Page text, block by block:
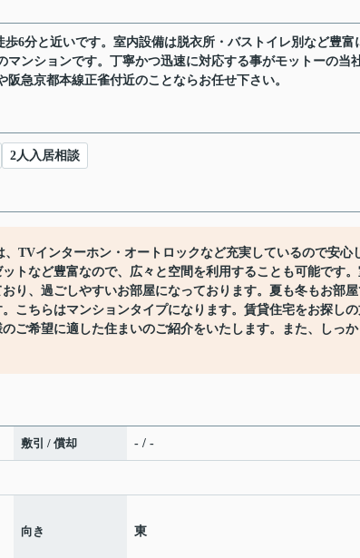
6分と近いです。室内設備は脱衣所・バストイレ別など豊富
ンションです。丁寧かつ迅速に対応する事がモットーの当
急京都本線正雀付近のことならお任せ下さい。
2人入居相談
TVインターホン・オートロックなど充実しているので安心
トなど豊富なので、広々と空間を利用することも可能です
り、過ごしやすいお部屋になっております。夏も冬もお部
こちらはマンションタイプになります。賃貸住宅をお探し
ご希望に適した住まいのご紹介をいたします。また、しっ
敷引 / 償却 - / -
向き 東